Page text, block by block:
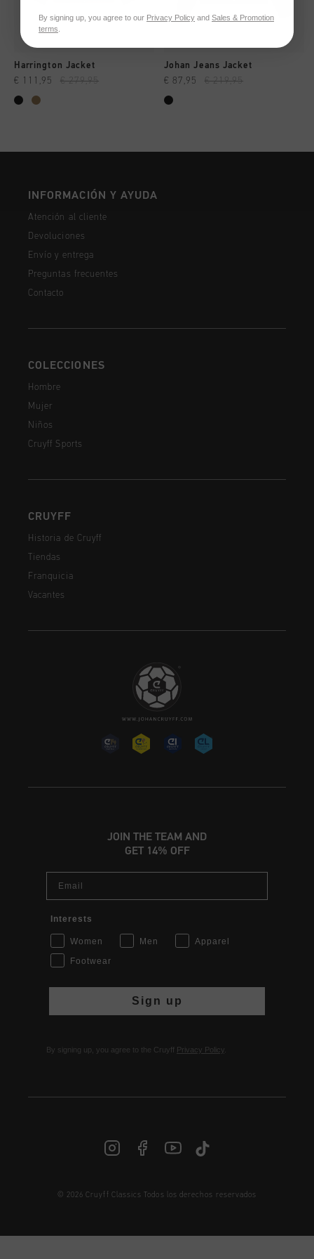
ES | € EUR
Harrington Jacket
€ 111,95 € 279,95
Johan Jeans Jacket
€ 87,95 € 219,95
INFORMACIÓN Y AYUDA
Atención al cliente
Devoluciones
Envío y entrega
Preguntas frecuentes
Contacto
COLECCIONES
Hombre
Mujer
Niños
Cruyff Sports
CRUYFF
Historia de Cruyff
Tiendas
Franquicia
Vacantes
JOIN THE TEAM AND
GET 14% OFF
Interests
Women Men
Apparel
Footwear
Sign up
By signing up, you agree to the Cruyff Privacy Policy
© 2026 Cruyff Classics Todos los derechos reservados
By signing up, you agree to our Privacy Policy and Sales & Promotion
terms